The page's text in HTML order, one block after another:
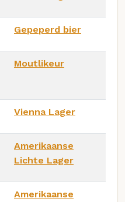
Gepeperd bier
Moutlikeur
Vienna Lager
Amerikaanse
Lichte Lager
Amerikaanse